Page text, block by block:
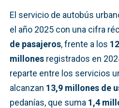
El servicio de autobús
el año 2025 con una cifra
de pasajeros, frente a los
millones registrados en
reparte entre los servicios
alcanzan 13,9 millones de
pedanías, que suma 1,4